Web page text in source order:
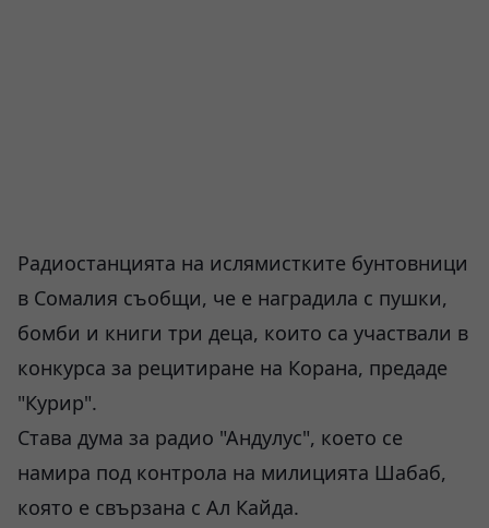
Радиостанцията на ислямистките бунтовници
в Сомалия съобщи, че е наградила с пушки,
бомби и книги три деца, които са участвали в
конкурса за рецитиране на Корана, предаде
"Курир".
Става дума за радио "Андулус", което се
намира под контрола на милицията Шабаб,
която е свързана с Ал Кайда.